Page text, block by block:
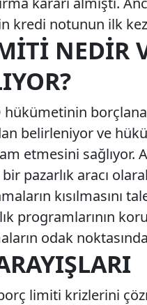
kredi notunun ilk
NEDIR
belirleniyor ve
etmesini
pazarlık aracı
kısılmasını
programlarının
odak
limiti krizlerini